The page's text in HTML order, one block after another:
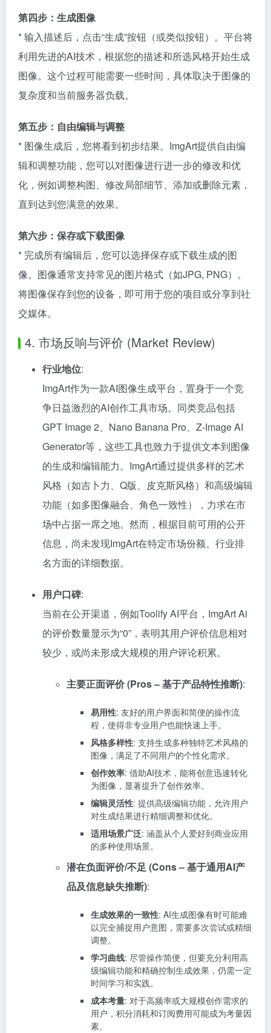
第四步：生成图像
* 输入描述后，点击“生成”按钮（或类似按钮）。平台将
利用先进的AI技术，根据您的描述和所选风格开始生成
图像。这个过程可能需要一些时间，具体取决于图像的
复杂度和当前服务器负载。
第五步：自由编辑与调整
* 图像生成后，您将看到初步结果。ImgArt提供自由编
辑和调整功能，您可以对图像进行进一步的修改和优
化，例如调整构图、修改局部细节、添加或删除元素，
直到达到您满意的效果。
第六步：保存或下载图像
* 完成所有编辑后，您可以选择保存或下载生成的图
像。图像通常支持常见的图片格式（如JPG, PNG）。
将图像保存到您的设备，即可用于您的项目或分享到社
交媒体。
4. 市场反响与评价 (Market Review)
行业地位:
ImgArt作为一款AI图像生成平台，置身于一个竞
争日益激烈的AI创作工具市场。同类竞品包括
GPT Image 2、Nano Banana Pro、Z-Image AI
Generator等，这些工具也致力于提供文本到图像
的生成和编辑能力。ImgArt通过提供多样的艺术
风格（如吉卜力、Q版、皮克斯风格）和高级编辑
功能（如多图像融合、角色一致性），力求在市
场中占据一席之地。然而，根据目前可用的公开
信息，尚未发现ImgArt在特定市场份额、行业排
名方面的详细数据。
用户口碑:
当前在公开渠道，例如Toolify AI平台，ImgArt Ai
的评价数量显示为“0”，表明其用户评价信息相对
较少，或尚未形成大规模的用户评论积累。
主要正面评价 (Pros – 基于产品特性推断):
易用性: 友好的用户界面和简便的操作流
程，使得非专业用户也能快速上手。
风格多样性: 支持生成多种独特艺术风格的
图像，满足了不同用户的个性化需求。
创作效率: 借助AI技术，能将创意迅速转化
为图像，显著提升了创作效率。
编辑灵活性: 提供高级编辑功能，允许用户
对生成结果进行精细调整和优化。
适用场景广泛: 涵盖从个人爱好到商业应用
的多种使用场景。
潜在负面评价/不足 (Cons – 基于通用AI产
品及信息缺失推断):
生成效果的一致性: AI生成图像有时可能难
以完全捕捉用户意图，需要多次尝试或精细
调整。
学习曲线: 尽管操作简便，但要充分利用高
级编辑功能和精确控制生成效果，仍需一定
时间学习和实践。
成本考量: 对于高频率或大规模创作需求的
用户，积分消耗和订阅费用可能成为考量因
素。